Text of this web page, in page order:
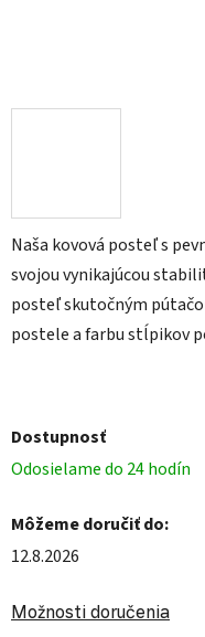
Naša kovová posteľ s
svojou vynikajúcou
posteľ skutočným
postele a farbu stĺpikov
Dostupnosť
Odosielame do 24 hodín
Môžeme doručiť do:
12.8.2026
Možnosti doručenia